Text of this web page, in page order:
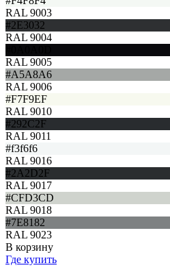
RAL 9003
#2E3032
RAL 9004
RAL 9005
#A5A8A6
RAL 9006
#F7F9EF
RAL 9010
#292C2F
RAL 9011
#f3f6f6
RAL 9016
#2A2D2F
RAL 9017
#CFD3CD
RAL 9018
#7E8182
RAL 9023
В корзину
Где купить